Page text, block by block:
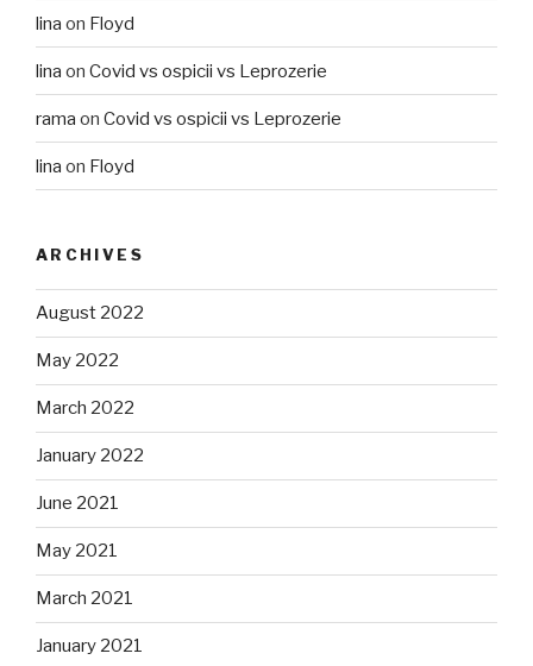
lina on Floyd
lina on Covid vs ospicii vs Leprozerie
rama on Covid vs ospicii vs Leprozerie
lina on Floyd
ARCHIVES
August 2022
May 2022
March 2022
January 2022
June 2021
May 2021
March 2021
January 2021